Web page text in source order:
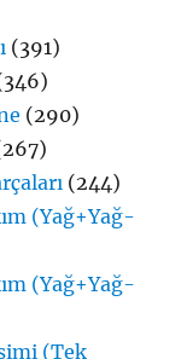
(391)
(290)
(244)
(Yağ+Yağ-
(Yağ+Yağ-
(Tek